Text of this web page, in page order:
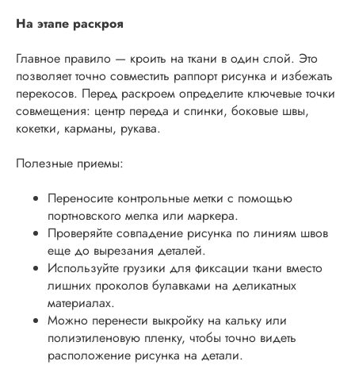
На этапе раскроя
Главное правило — кроить на ткани в один слой. Это
позволяет точно совместить раппорт рисунка и избежать
перекосов. Перед раскроем определите ключевые точки
совмещения: центр переда и спинки, боковые швы,
кокетки, карманы, рукава.
Полезные приемы:
Переносите контрольные метки с помощью
портновского мелка или маркера.
Проверяйте совпадение рисунка по линиям швов
еще до вырезания деталей.
Используйте грузики для фиксации ткани вместо
лишних проколов булавками на деликатных
материалах.
Можно перенести выкройку на кальку или
полиэтиленовую пленку, чтобы точно видеть
расположение рисунка на детали.